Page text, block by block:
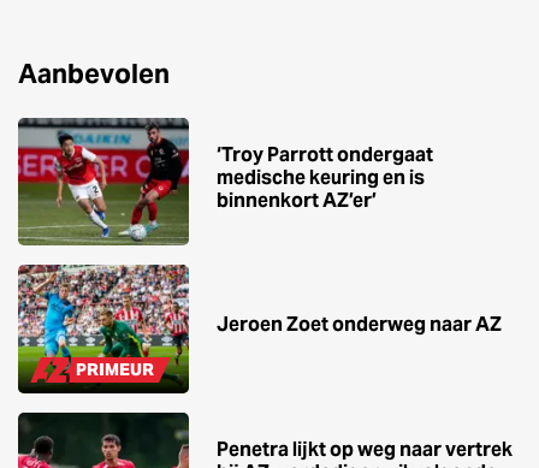
Aanbevolen
‘Troy Parrott ondergaat
medische keuring en is
binnenkort AZ’er’
Jeroen Zoet onderweg naar AZ
PRIMEUR
Penetra lijkt op weg naar vertrek